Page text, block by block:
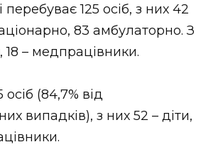
перебуває 125 осіб, з них 42
83 амбулаторно. З
18 – медпрацівники.
(84,7% від
випадків), з них 52 – діти,